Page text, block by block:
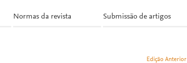
Normas da revista Submissão de artigos
Edição Anterior